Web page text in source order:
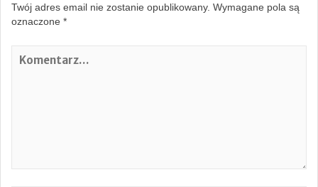
Twój adres email nie zostanie opublikowany. Wymagane pola są
oznaczone *
K
…